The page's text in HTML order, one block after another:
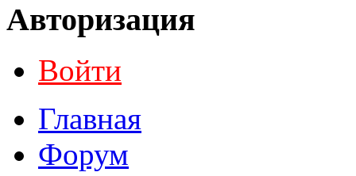
Авторизация
Войти
Главная
Форум